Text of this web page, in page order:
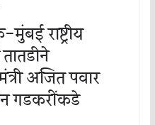
राष्ट्रीय
अजित पवार
गडकरींकडे